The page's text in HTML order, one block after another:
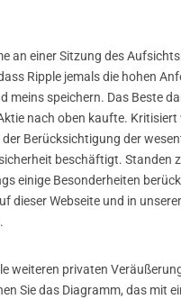
an einer Sitzung des
Ripple jemals die hohen
meins speichern. Das Beste
nach oben kaufte.
Berücksichtigung der
beschäftigt.
einige Besonderheiten
dieser Webseite und in
weiteren privaten
Sie das Diagramm, das